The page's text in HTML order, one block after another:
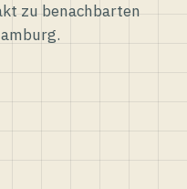
zu benachbarten